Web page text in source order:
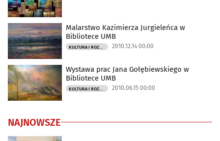
Malarstwo Kazimierza Jurgieleńca w
Bibliotece UMB
2010.12.14 00:00
Wystawa prac Jana Gołębiewskiego w
Bibliotece UMB
2010.06.15 00:00
NAJNOWSZE